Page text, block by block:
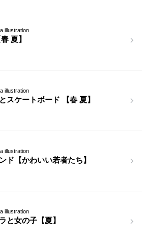
illustration
夏】
illustration
スケートボード 【春 夏】
illustration
ド【かわいい若者たち】
illustration
と女の子【夏】